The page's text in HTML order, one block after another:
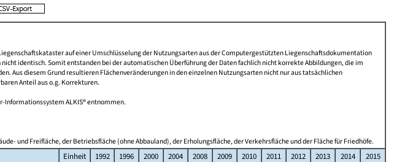
auf einer Umschlüsselung der Nutzungsarten aus der Computergestützten Liegenschaftsdokumentation
identisch. Somit entstanden bei der automatischen Überführung der Daten fachlich nicht korrekte Abbildungen, die im
Aus diesem Grund resultieren Flächenveränderungen in den einzelnen Nutzungsarten nicht nur aus tatsächlichen
Anteil aus o.g. Korrekturen.
Informationssystem ALKIS® entnommen.
und Freifläche, der Betriebsfläche (ohne Abbauland), der Erholungsfläche, der Verkehrsfläche und der Fläche für Friedhöfe.
Einheit 1992 1996 2000 2004 2008 2009 2010 2011 2012 2013 2014
2015